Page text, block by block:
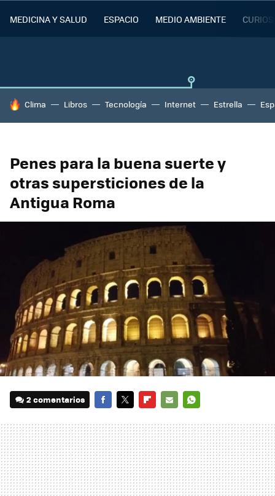
MEDICINA Y SALUD ESPACIO MEDIO AMBIENTE
HOY SE HABLA DE
Clima Libros Tecnología Internet Estrella
Penes para la buena suerte y
otras supersticiones de la
Antigua Roma
2 comentarios
MAIL